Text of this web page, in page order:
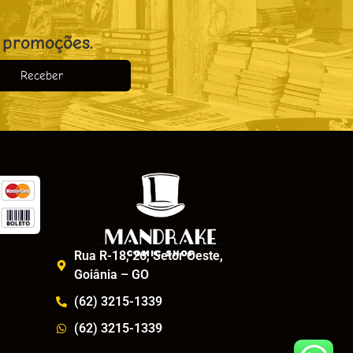
Receber
Rua R-18, 26, Setor Oeste,
Goiânia – GO
(62) 3215-1339
(62) 3215-1339